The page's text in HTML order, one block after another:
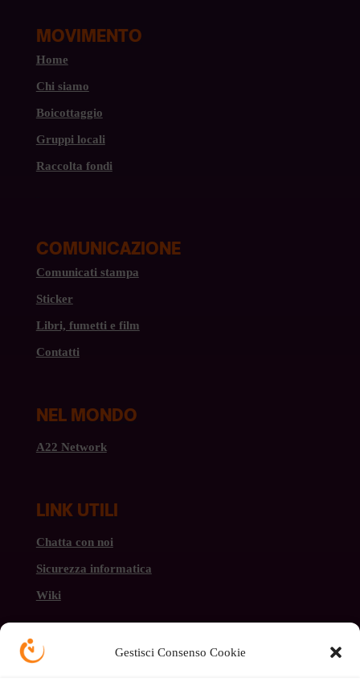
Gestisci Consenso Cookie
MOVIMENTO
Home
Chi siamo
Boicottaggio
Gruppi locali
Raccolta fondi
COMUNICAZIONE
Comunicati stampa
Sticker
Libri, fumetti e film
Contatti
NEL MONDO
A22 Network
LINK UTILI
Chatta con noi
Sicurezza informatica
Wiki